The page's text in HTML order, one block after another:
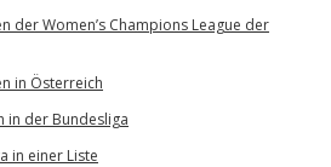
der Women’s Champions League der
in Österreich
in der Bundesliga
in einer Liste